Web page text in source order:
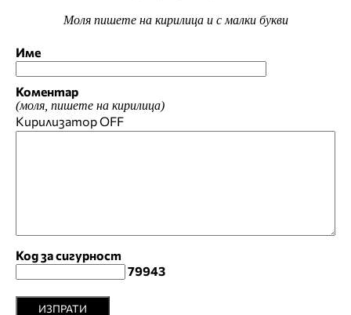
Моля пишете на кирилица и с малки букви
Име
Коментар
(моля, пишете на кирилица)
КирилизаторOFF
Код за сигурност
79943
ИЗПРАТИ